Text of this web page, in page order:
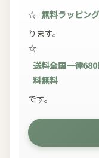
☆ 無料ラッピン
ります。
☆
送料全国一律
料無料
です。